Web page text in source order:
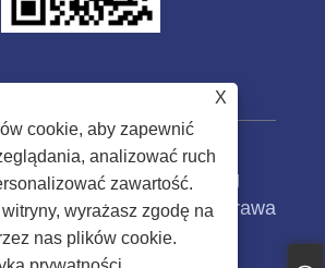
© 2023 Guangdong
Co., Ltd. Wszelkie prawa
zastrzeżone.
X
cookie, aby zapewnić
analizować ruch
zawartość.
wyrażasz zgodę na
nas plików cookie.